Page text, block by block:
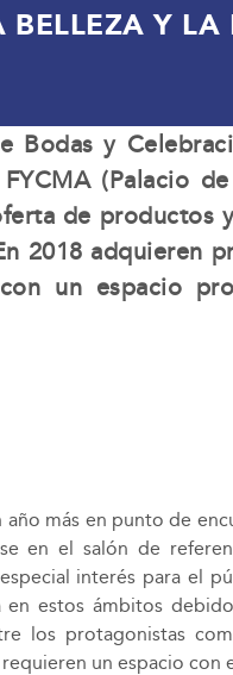
BELLEZA Y LA
Bodas y
(Palacio
de productos
2018 adquieren
un espacio
año más en punto de
en el salón de
interés para el
estos ámbitos
los protagonistas
un espacio con